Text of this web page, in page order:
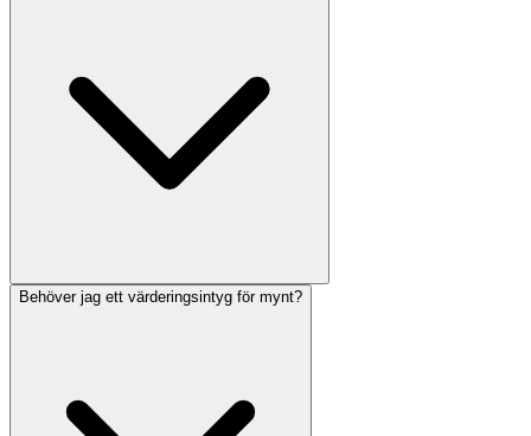
Behöver jag ett värderingsintyg för mynt?